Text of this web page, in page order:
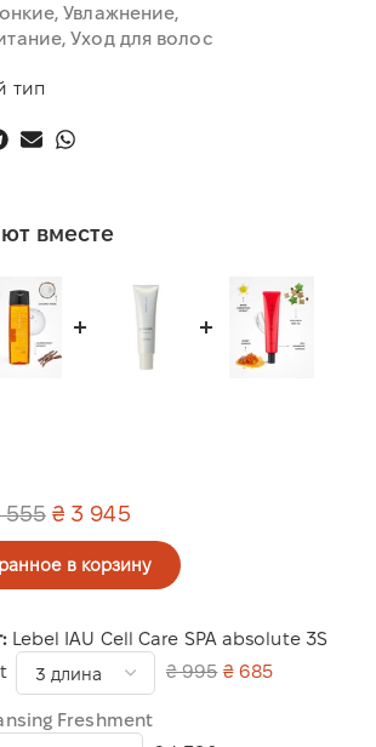
Увлажнение
Уход для волос
тип
вместе
555 ₴ 3 945
в корзину
Lebel IAU Cell Care SPA absolute 3S
₴ 995 ₴ 685
Freshment